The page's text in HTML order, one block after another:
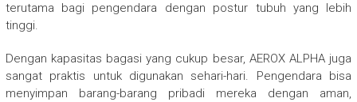
terutama bagi pengendara dengan postur tubuh yang lebih
tinggi.
Dengan kapasitas bagasi yang cukup besar, AEROX ALPHA juga
sangat praktis untuk digunakan sehari-hari. Pengendara bisa
menyimpan barang-barang pribadi mereka dengan aman,